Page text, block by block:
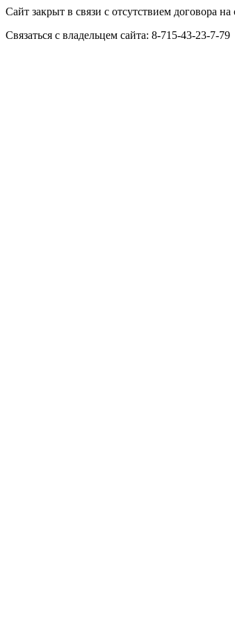
Сайт закрыт в связи с отсутствием договора
Связаться с владельцем сайта: 8-715-43-23-7-79